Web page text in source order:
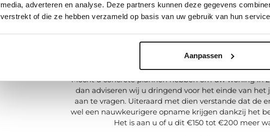
media, adverteren en analyse. Deze partners kunnen deze gegevens
verstrekt of die ze hebben verzameld op basis van uw gebruik van hun
Aanpassen
Wat zijn de kosten?
Het nieuwe energielabel wordt aanzienlijk duurder.
2021 naar alle waarschijnlijkheid tussen de €150 en
10 jaar geldig blijft.
Mocht u concrete plannen hebben om uw woning in
dan adviseren wij u dringend voor het einde van het
aan te vragen. Uiteraard met dien verstande dat de
wel een nauwkeurigere opname krijgen dankzij het
Het is aan u of u dit €150 tot €200 meer